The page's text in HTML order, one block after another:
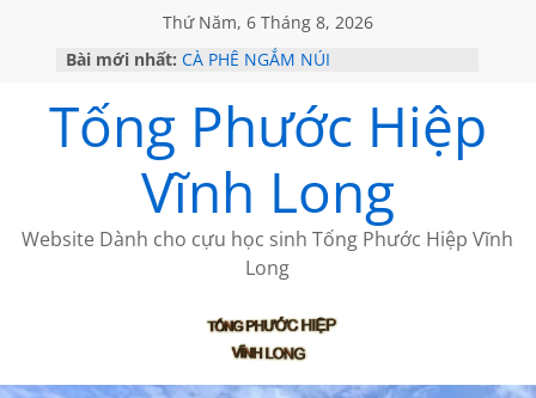
Thứ Năm, 6 Tháng 8, 2026
Bài mới nhất:
BẤT CHỢT CỦA CHÂU LỆ DUNG
CÀ PHÊ NGẮM NÚI
GẶP Ở MỸ
HỌC SỬ HỒI XƯA
MỘT ĐỜI ĐI QUA NHỮNG TRANG
SÁCH
Tống Phước Hiệp
Vĩnh Long
Website Dành cho cựu học sinh Tống Phước Hiệp Vĩnh
Long